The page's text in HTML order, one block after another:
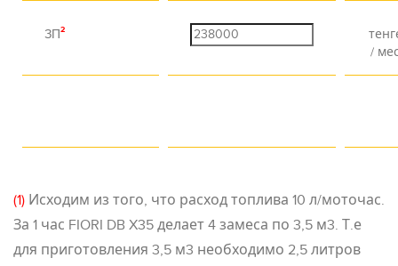
ЗП2
/
(1) Исходим из того, что расход топлива 10 л/моточас.
За 1 час FIORI DB X35 делает 4 замеса по 3,5 м3. Т.е
для приготовления 3,5 м3 необходимо 2,5 литров